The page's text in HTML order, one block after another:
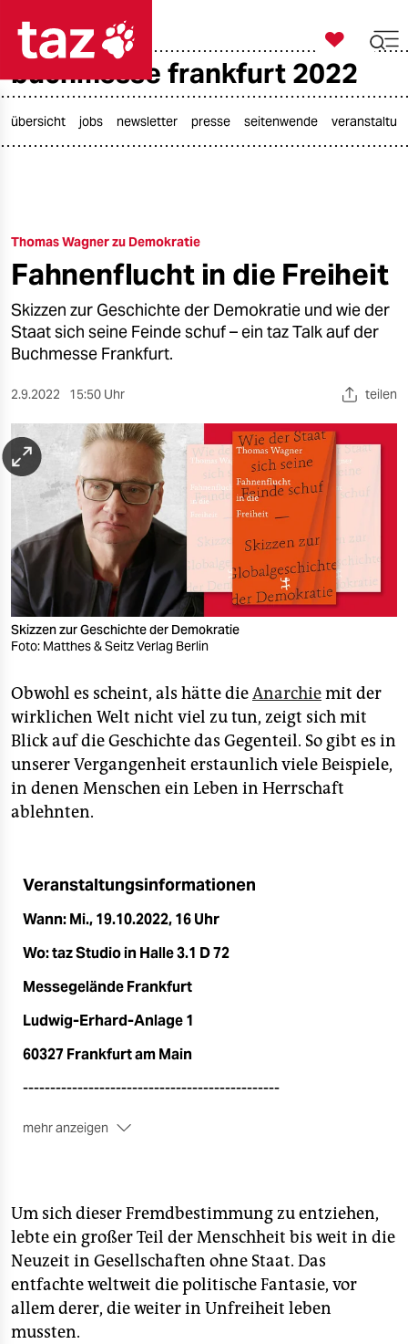
taz zahl ich
öko
gesellschaft
kultur
nord
wahrheit
verlag
verlag
veranstaltungen
shop
unterstützen
abo
genossenschaft
epaper login

taz zahl ich
buchmesse frankfurt 2022
übersicht jobs newsletter presse seitenwende
Thomas Wagner zu Demokratie
Fahnenflucht in die Freiheit
Skizzen zur Geschichte der Demokratie und wie der
Staat sich seine Feinde schuf – ein taz Talk auf der
Buchmesse Frankfurt.
2.9.2022 15:50 Uhr teilen
Skizzen zur Geschichte der Demokratie
Foto: Matthes & Seitz Verlag Berlin
Obwohl es scheint, als hätte dieAnarchiemit der
wirklichen Welt nicht viel zu tun, zeigt sich mit
Blick auf die Geschichte das Gegenteil. So gibt es in
unserer Vergangenheit erstaunlich viele Beispiele,
in denen Menschen ein Leben in Herrschaft
ablehnten.
Veranstaltungsinformationen
Wann: Mi., 19.10.2022, 16 Uhr
Wo: taz Studio in Halle 3.1 D 72
Messegelände Frankfurt
Ludwig-Erhard-Anlage 1
60327 Frankfurt am Main
-----------------------------------------------
mehr anzeigen
Eine Registrierung ist nicht erforderlich. Da wir eine
sehr begrenzte Platzkapazität vor Ort haben, bitten
wir Sie, frühzeitig am Veranstaltungsort zu sein. Die
Veranstaltung wird parallel live auf YouTube
gestreamt:
youtu.be/yyX16yXpHSc
Um sich dieser Fremdbestimmung zu entziehen,
lebte ein großer Teil der Menschheit bis weit in die
Neuzeit in Gesellschaften ohne Staat. Das
entfachte weltweit die politische Fantasie, vor
allem derer, die weiter in Unfreiheit leben
mussten.